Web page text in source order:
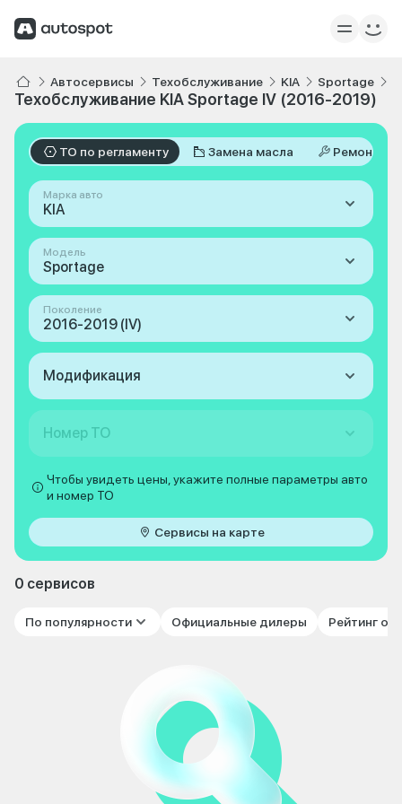
Автосервисы Техобслуживание KIA Sportage
Техобслуживание KIA Sportage IV (2016-2019)
ТО по регламенту Замена масла Ремонт
Марка авто
KIA
Модель
Sportage
Поколение
2016-2019 (IV)
Модификация
Номер ТО
Чтобы увидеть цены, укажите полные параметры авто
и номер ТО
Сервисы на карте
0 сервисов
По популярности Официальные дилеры Рейтинг